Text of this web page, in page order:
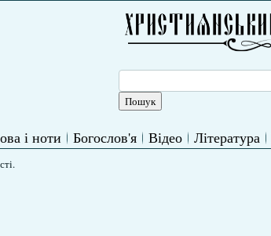
і ноти Богослов'я Відео Література